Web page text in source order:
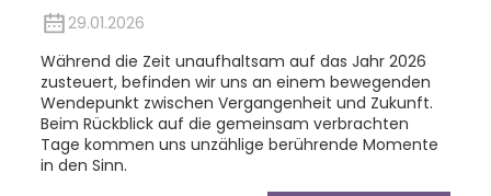
29.01.2026
Während die Zeit unaufhaltsam auf das Jahr 2026
zusteuert, befinden wir uns an einem bewegenden
Wendepunkt zwischen Vergangenheit und Zukunft.
Beim Rückblick auf die gemeinsam verbrachten
Tage kommen uns unzählige berührende Momente
in den Sinn.